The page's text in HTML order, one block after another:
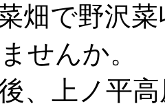
野沢菜収
せんか。
ノ平高原